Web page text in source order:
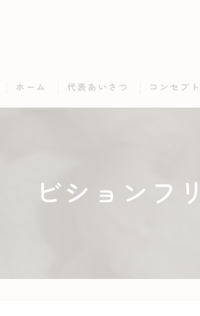
ホーム 代表あいさつ コンセプト
ビションフ